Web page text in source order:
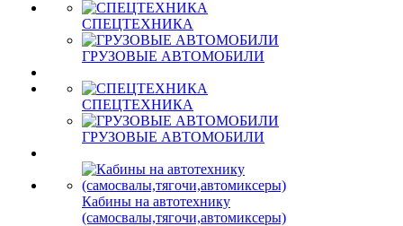
СПЕЦТЕХНИКА
ГРУЗОВЫЕ АВТОМОБИЛИ
СПЕЦТЕХНИКА
ГРУЗОВЫЕ АВТОМОБИЛИ
Кабины на автотехнику
(самосвалы,тягочи,автомиксеры)